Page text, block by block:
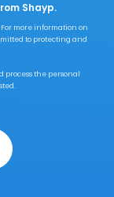
Shayp.
more information on
to protecting and
process the personal